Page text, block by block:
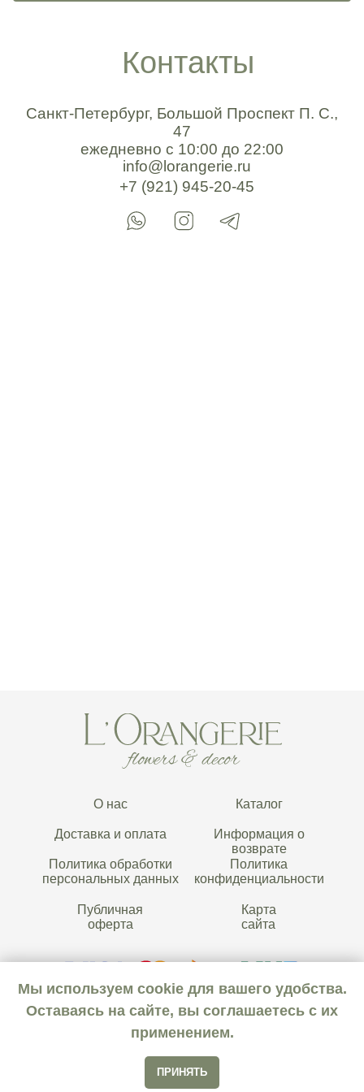
Мы используем cookie для вашего удобства.
Оставаясь на сайте, вы соглашаетесь с их
применением.
ПРИНЯТЬ
Нет в наличии
ООО «Дом цветов
Лоранжери»
2024 © Все права защищены
Публичная
оферта
Карта
сайта
Каталог
Информация о
возврате
Политика
конфиденциальности
О нас
Доставка и оплата
Политика обработки
персональных данных